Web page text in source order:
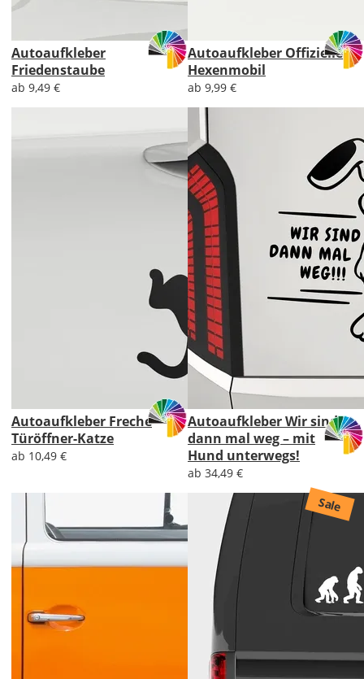
Autoaufkleber
Friedenstaube
ab 9,49 €
Autoaufkleber Offizielles
Hexenmobil
ab 9,99 €
Autoaufkleber Freche
Türöffner-Katze
ab 10,49 €
Autoaufkleber Wir sind
dann mal weg – mit
Hund unterwegs!
ab 34,49 €
Sale